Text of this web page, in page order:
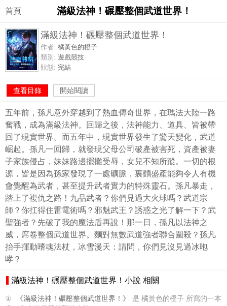
首頁 滿級法神！碾壓整個武道世界！
滿級法神！碾壓整個武道世界！
作者: 橘黃色的橙子
類別: 遊戲競技
狀態: 完結
查看目錄 開始閱讀
五年前，孫凡意外穿越到了熱血傳奇世界，在瑪法大陸一路
奮戰，成為滿級法神。回歸之後，法神能力、道具、皆被帶
回了現實世界。而五年中，現實世界發生了驚天變化，武道
崛起。孫凡一回歸，就發現父母公司破產被害死，資產被妻
子家族侵占，妹妹路邊擺攤受辱，女兒不知所蹤。一切的根
源，皆是因為孫家發現了一處礦脈，裏麵盛產能夠令人有機
會覺醒為武者，甚至提升武者實力的特殊靈石。孫凡暴走，
踏上了複仇之路！九品武者？你們見過大火球嗎？武道宗
師？你扛得住雷電術嗎？邪魅武王？誘惑之光了解一下？武
聖強者？先破了我的魔法盾再說！那一日，孫凡以法神之
威，席卷整個武道世界。麵對無數武道強者聯合圍殺？孫凡
抬手揮動嗜魂法杖，冰雪漫天：請問，你們見沒見過冰咆
哮？
滿級法神！碾壓整個武道世界！小說 相關
① 《滿級法神！碾壓整個武道世界！》
是 橘黃色的橙子 所寫的一本